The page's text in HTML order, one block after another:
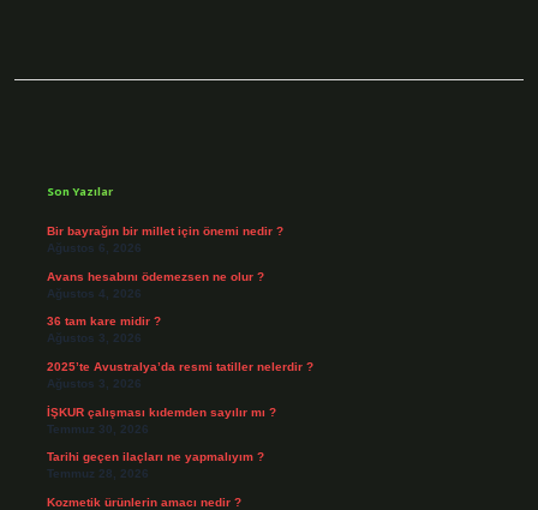
Son Yazılar
Bir bayrağın bir millet için önemi nedir ?
Ağustos 6, 2026
Avans hesabını ödemezsen ne olur ?
Ağustos 4, 2026
36 tam kare midir ?
Ağustos 3, 2026
2025’te Avustralya’da resmi tatiller nelerdir ?
Ağustos 3, 2026
İŞKUR çalışması kıdemden sayılır mı ?
Temmuz 30, 2026
Tarihi geçen ilaçları ne yapmalıyım ?
Temmuz 28, 2026
Kozmetik ürünlerin amacı nedir ?